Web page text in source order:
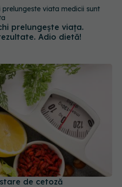
prelungește viața.
Adio dietă!
de cetoză